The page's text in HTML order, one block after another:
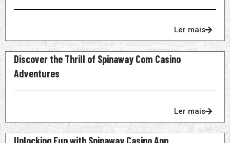
Ler mais
Discover the Thrill of Spinaway Com Casino
Adventures
Ler mais